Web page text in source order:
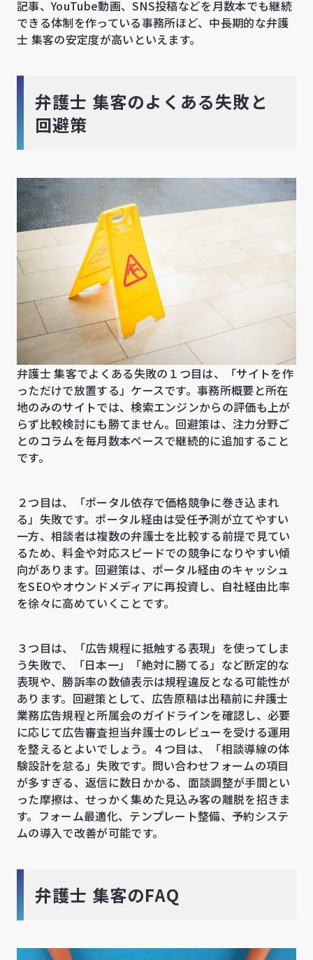
記事、YouTube動画、SNS投稿などを月数本でも継続
できる体制を作っている事務所ほど、中長期的な弁護
士 集客の安定度が高いといえます。
弁護士 集客のよくある失敗と
回避策
弁護士 集客でよくある失敗の１つ目は、「サイトを作
っただけで放置する」ケースです。事務所概要と所在
地のみのサイトでは、検索エンジンからの評価も上が
らず比較検討にも勝てません。回避策は、注力分野ご
とのコラムを毎月数本ペースで継続的に追加すること
です。
２つ目は、「ポータル依存で価格競争に巻き込まれ
る」失敗です。ポータル経由は受任予測が立てやすい
一方、相談者は複数の弁護士を比較する前提で見てい
るため、料金や対応スピードでの競争になりやすい傾
向があります。回避策は、ポータル経由のキャッシュ
をSEOやオウンドメディアに再投資し、自社経由比率
を徐々に高めていくことです。
３つ目は、「広告規程に抵触する表現」を使ってしま
う失敗で、「日本一」「絶対に勝てる」など断定的な
表現や、勝訴率の数値表示は規程違反となる可能性が
あります。回避策として、広告原稿は出稿前に弁護士
業務広告規程と所属会のガイドラインを確認し、必要
に応じて広告審査担当弁護士のレビューを受ける運用
を整えるとよいでしょう。４つ目は、「相談導線の体
験設計を怠る」失敗です。問い合わせフォームの項目
が多すぎる、返信に数日かかる、面談調整が手間とい
った摩擦は、せっかく集めた見込み客の離脱を招きま
す。フォーム最適化、テンプレート整備、予約システ
ムの導入で改善が可能です。
弁護士 集客のFAQ